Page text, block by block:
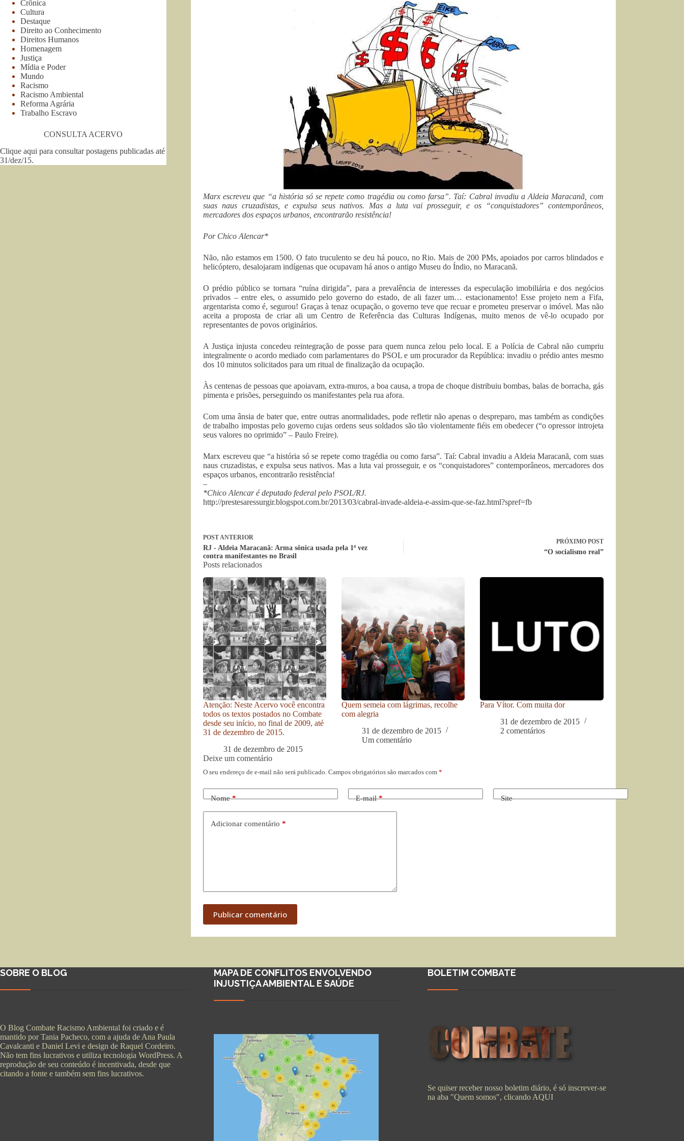
Marx escreveu que “a história só se repete como tragédia ou como farsa”. Taí: Cabral invadiu a Aldeia Maracanã, com
suas naus cruzadistas, e expulsa seus nativos. Mas a luta vai prosseguir, e os “conquistadores” contemporâneos,
mercadores dos espaços urbanos, encontrarão resistência!
Por Chico Alencar*
Não, não estamos em 1500. O fato truculento se deu há pouco, no Rio. Mais de 200 PMs, apoiados por carros blindados e
helicóptero, desalojaram indígenas que ocupavam há anos o antigo Museu do Índio, no Maracanã.
O prédio público se tornara “ruína dirigida”, para a prevalência de interesses da especulação imobiliária e dos negócios
privados – entre eles, o assumido pelo governo do estado, de ali fazer um… estacionamento! Esse projeto nem a Fifa,
argentarista como é, segurou! Graças à tenaz ocupação, o governo teve que recuar e prometeu preservar o imóvel. Mas não
aceita a proposta de criar ali um Centro de Referência das Culturas Indígenas, muito menos de vê-lo ocupado por
representantes de povos originários.
A Justiça injusta concedeu reintegração de posse para quem nunca zelou pelo local. E a Polícia de Cabral não cumpriu
integralmente o acordo mediado com parlamentares do PSOL e um procurador da República: invadiu o prédio antes mesmo
dos 10 minutos solicitados para um ritual de finalização da ocupação.
Às centenas de pessoas que apoiavam, extra-muros, a boa causa, a tropa de choque distribuiu bombas, balas de borracha, gás
pimenta e prisões, perseguindo os manifestantes pela rua afora.
Com uma ânsia de bater que, entre outras anormalidades, pode refletir não apenas o despreparo, mas também as condições
de trabalho impostas pelo governo cujas ordens seus soldados são tão violentamente fiéis em obedecer (“o opressor introjeta
seus valores no oprimido” – Paulo Freire).
Marx escreveu que “a história só se repete como tragédia ou como farsa”. Taí: Cabral invadiu a Aldeia Maracanã, com suas
naus cruzadistas, e expulsa seus nativos. Mas a luta vai prosseguir, e os “conquistadores” contemporâneos, mercadores dos
espaços urbanos, encontrarão resistência!
–
*Chico Alencar é deputado federal pelo PSOL/RJ.
http://prestesaressurgir.blogspot.com.br/2013/03/cabral-invade-aldeia-e-assim-que-se-faz.html?spref=fb
POSTANTERIOR
RJ - Aldeia Maracanã: Arma sônica usada pela 1ª vez
contra manifestantes no Brasil
PRÓXIMO POST
“O socialismo real”
Posts relacionados
Atenção: Neste Acervo você encontra
todos os textos postados no Combate
desde seu início, no final de 2009, até
31 de dezembro de 2015.
31 de dezembro de 2015
Quem semeia com lágrimas, recolhe
com alegria
31 de dezembro de 2015
Um comentário
Para Vítor. Com muita dor
31 de dezembro de 2015
2 comentários
Deixe um comentário
O seu endereço de e-mail não será publicado. Campos obrigatórios são marcados com *
Nome* E-mail* Site
Adicionar comentário *
Publicar comentário
Crônica
Cultura
Destaque
Direito ao Conhecimento
Direitos Humanos
Homenagem
Justiça
Mídia e Poder
Mundo
Racismo
Racismo Ambiental
Reforma Agrária
Trabalho Escravo
CONSULTA ACERVO
Clique aqui para consultar postagens publicadas até
31/dez/15.
SOBRE O BLOG
O Blog Combate Racismo Ambiental foi criado e é
mantido por Tania Pacheco, com a ajuda de Ana Paula
Cavalcanti e Daniel Levi e design de Raquel Cordeiro.
Não tem fins lucrativos e utiliza tecnologia WordPress. A
reprodução de seu conteúdo é incentivada, desde que
citando a fonte e também sem fins lucrativos.
MAPA DE CONFLITOS ENVOLVENDO
INJUSTIÇA AMBIENTAL E SAÚDE
BOLETIM COMBATE
Se quiser receber nosso boletim diário, é só inscrever-se
na aba "Quem somos", clicando AQUI